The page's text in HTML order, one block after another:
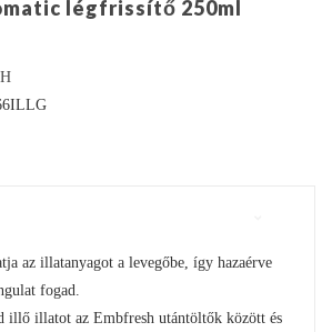
légfrissítő 250ml
az illatanyagot a levegőbe, így hazaérve
fogad.
illő illatot az Embfresh utántöltők között és